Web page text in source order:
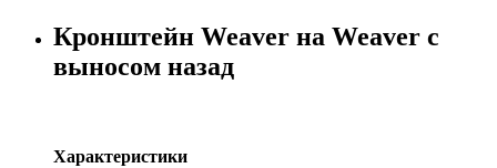
Кронштейн Weaver на Weaver с
выносом назад
Характеристики